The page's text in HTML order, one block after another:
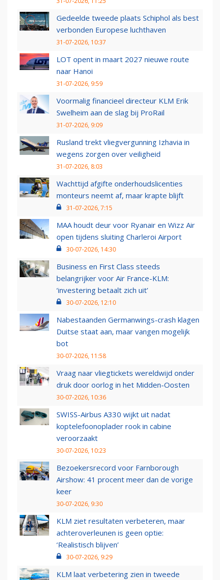
Gedeelde tweede plaats Schiphol als best
verbonden Europese luchthaven
31-07-2026, 10:37
LOT opent in maart 2027 nieuwe route
naar Hanoi
31-07-2026, 9:59
Voormalig financieel directeur KLM Erik
Swelheim aan de slag bij ProRail
31-07-2026, 9:09
Rusland trekt vliegvergunning Izhavia in
wegens zorgen over veiligheid
31-07-2026, 8:03
Wachttijd afgifte onderhoudslicenties
monteurs neemt af, maar krapte blijft
31-07-2026, 7:15
MAA houdt deur voor Ryanair en Wizz Air
open tijdens sluiting Charleroi Airport
30-07-2026, 14:30
Business en First Class steeds
belangrijker voor Air France-KLM:
‘investering betaalt zich uit’
30-07-2026, 12:10
Nabestaanden Germanwings-crash klagen
Duitse staat aan, maar vangen mogelijk
bot
30-07-2026, 11:58
Vraag naar vliegtickets wereldwijd onder
druk door oorlog in het Midden-Oosten
30-07-2026, 10:36
SWISS-Airbus A330 wijkt uit nadat
koptelefoonoplader rook in cabine
veroorzaakt
30-07-2026, 10:23
Bezoekersrecord voor Farnborough
Airshow: 41 procent meer dan de vorige
keer
30-07-2026, 9:30
KLM ziet resultaten verbeteren, maar
achteroverleunen is geen optie:
‘Realistisch blijven’
30-07-2026, 9:29
KLM laat verbetering zien in tweede